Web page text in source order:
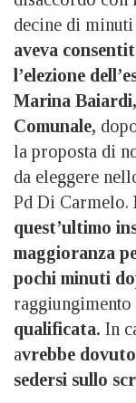
decine di
aveva
l’elezione
Marina
Comunale,
la proposta di
da eleggere
Pd Di Carmelo.
quest’ultimo
maggioranza
pochi minuti
raggiungimento
qualificata. In
avrebbe
sedersi sullo